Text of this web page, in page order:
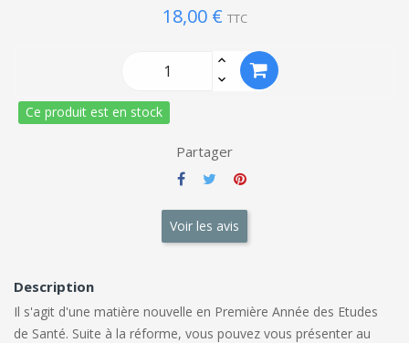
18,00 € TTC
Ce produit est en stock
Partager
Voir les avis
Description
Il s'agit d'une matière nouvelle en Première Année des Etudes
de Santé. Suite à la réforme, vous pouvez vous présenter au